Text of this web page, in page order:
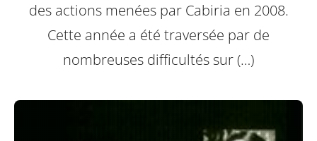
des actions menées par Cabiria en 2008.
Cette année a été traversée par de
nombreuses difficultés sur (…)